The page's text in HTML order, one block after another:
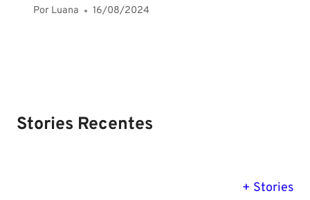
Por Luana 16/08/2024
Stories Recentes
+ Stories
MG: